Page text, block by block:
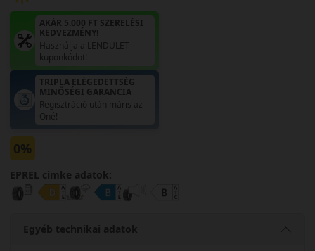
AKÁR 5.000 FT SZERELÉSI
KEDVEZMÉNY!
Használja a LENDÜLET
kuponkódot!
TRIPLA ELÉGEDETTSÉG
MINŐSÉGI GARANCIA
Regisztráció után máris az
Öné!
0%
EPREL cimke adatok:
Egyéb technikai adatok